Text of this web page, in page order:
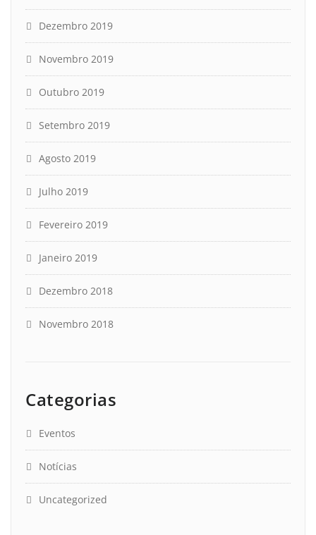
Dezembro 2019
Novembro 2019
Outubro 2019
Setembro 2019
Agosto 2019
Julho 2019
Fevereiro 2019
Janeiro 2019
Dezembro 2018
Novembro 2018
Categorias
Eventos
Notícias
Uncategorized